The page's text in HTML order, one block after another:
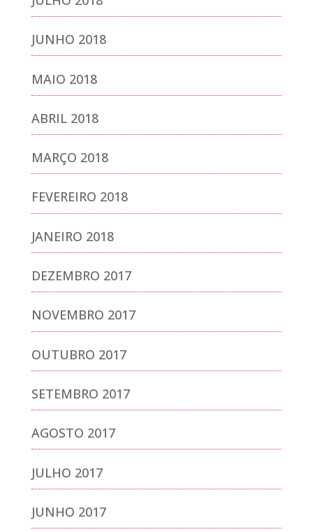
JUNHO 2018
MAIO 2018
ABRIL 2018
MARÇO 2018
FEVEREIRO 2018
JANEIRO 2018
DEZEMBRO 2017
NOVEMBRO 2017
OUTUBRO 2017
SETEMBRO 2017
AGOSTO 2017
JULHO 2017
JUNHO 2017